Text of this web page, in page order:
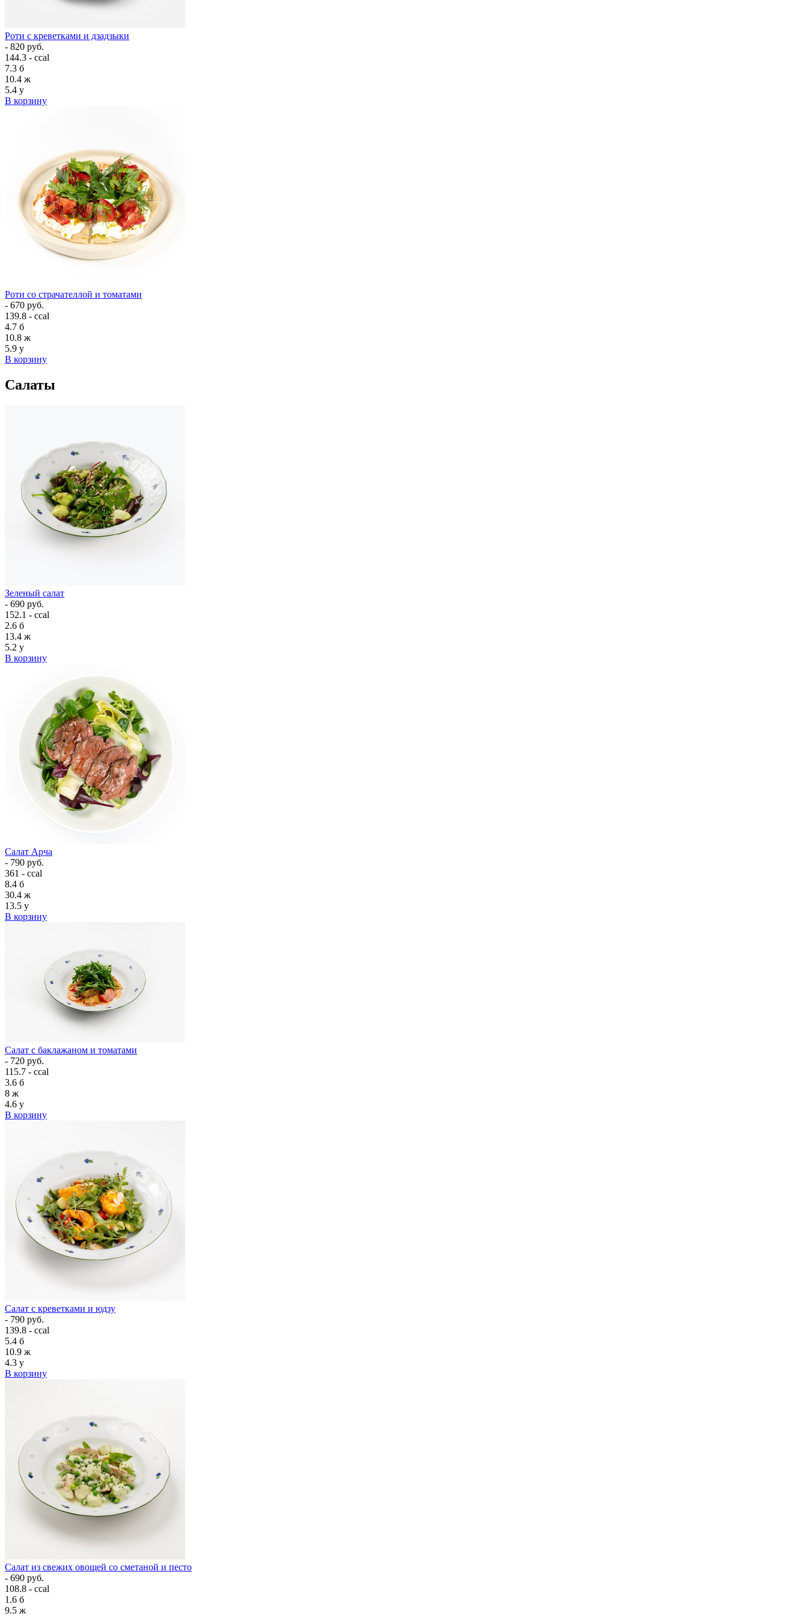
Роти с креветками и дзадзыки
- 820 руб.
144.3 - ccal
7.3 б
10.4 ж
5.4 у
В корзину
Роти со страчателлой и томатами
- 670 руб.
139.8 - ccal
4.7 б
10.8 ж
5.9 у
В корзину
Салаты
Зеленый салат
- 690 руб.
152.1 - ccal
2.6 б
13.4 ж
5.2 у
В корзину
Салат Арча
- 790 руб.
361 - ccal
8.4 б
30.4 ж
13.5 у
В корзину
Салат с баклажаном и томатами
- 720 руб.
115.7 - ccal
3.6 б
8 ж
4.6 у
В корзину
Салат с креветками и юдзу
- 790 руб.
139.8 - ccal
5.4 б
10.9 ж
4.3 у
В корзину
Салат из свежих овощей со сметаной и песто
- 690 руб.
108.8 - ccal
1.6 б
9.5 ж